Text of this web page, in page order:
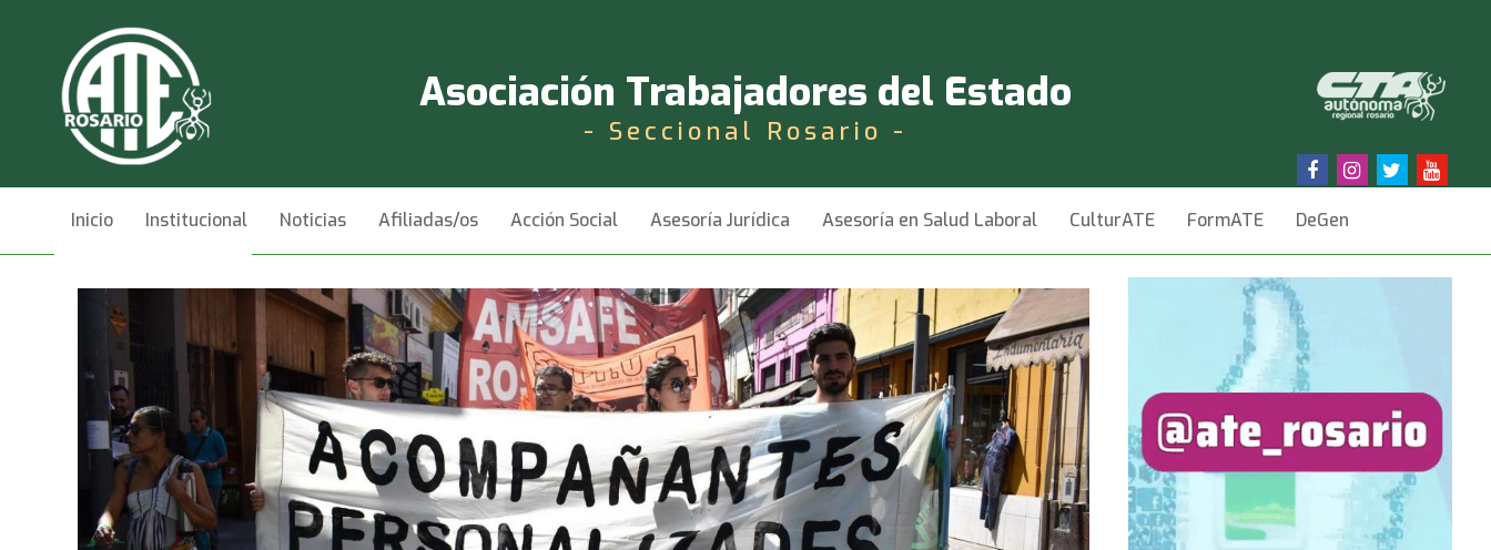
Asociación Trabajadores del Estado
- Seccional Rosario -
Inicio Institucional Noticias Afiliadas/os Acción Social Asesoría Jurídica Asesoría en Salud Laboral CulturATE FormATE DeGen
Videos Contacto